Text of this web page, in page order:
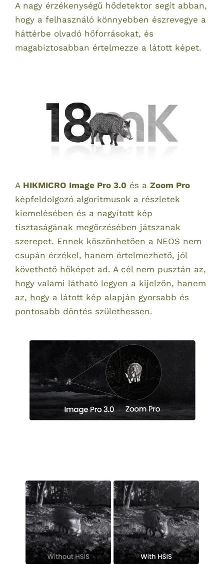
A nagy érzékenységű hődetektor segít abban,
hogy a felhasználó könnyebben észrevegye a
háttérbe olvadó hőforrásokat, és
magabiztosabban értelmezze a látott képet.
A HIKMICRO Image Pro 3.0 és a Zoom Pro
képfeldolgozó algoritmusok a részletek
kiemelésében és a nagyított kép
tisztaságának megőrzésében játszanak
szerepet. Ennek köszönhetően a NEOS nem
csupán érzékel, hanem értelmezhető, jól
követhető hőképet ad. A cél nem pusztán az,
hogy valami látható legyen a kijelzőn, hanem
az, hogy a látott kép alapján gyorsabb és
pontosabb döntés születhessen.